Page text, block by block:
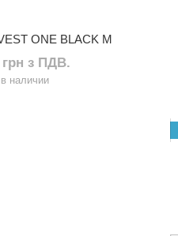
ONE BLACK M
грн з ПДВ.
наличии